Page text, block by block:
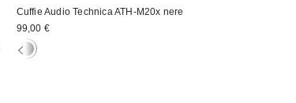
Cuffie Audio Technica ATH-M20x nere
99,00 €